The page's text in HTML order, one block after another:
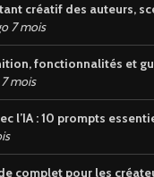
créatif des auteurs,
7 mois
fonctionnalités et
mois
l’IA : 10 prompts
complet pour les